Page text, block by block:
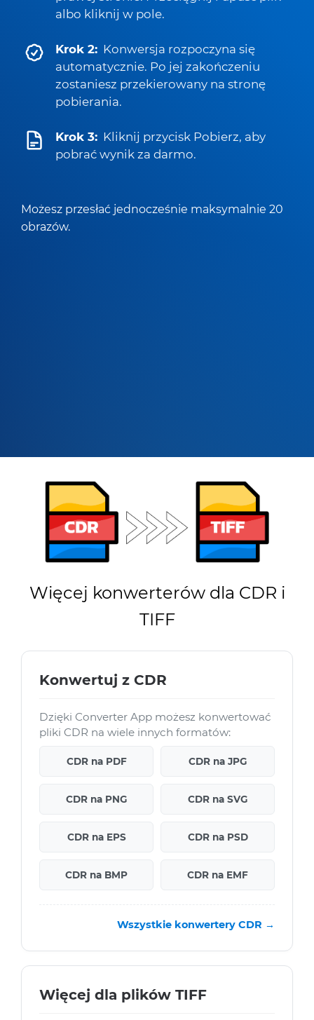
albo kliknij w pole.
Krok 2: Konwersja rozpoczyna się
automatycznie. Po jej zakończeniu
zostaniesz przekierowany na stronę
pobierania.
Krok 3: Kliknij przycisk Pobierz, aby
pobrać wynik za darmo.
Możesz przesłać jednocześnie maksymalnie 20
obrazów.
Więcej konwerterów dla CDR i
TIFF
Konwertuj z CDR
Dzięki Converter App możesz konwertować
pliki CDR na wiele innych formatów:
CDR na PDF CDR na JPG
CDR na PNG CDR na SVG
CDR na EPS CDR na PSD
CDR na BMP CDR na EMF
Wszystkie konwertery CDR →
Więcej dla plików TIFF